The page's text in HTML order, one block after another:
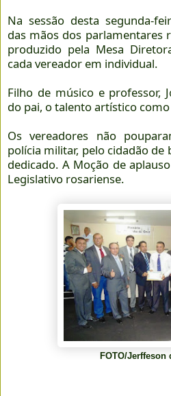
Na sessão desta segunda-
das mãos dos parlamentares
produzido pela Mesa
cada vereador em individual.
Filho de músico e professor,
do pai, o talento artístico
Os vereadores não
polícia militar, pelo cidadão de
dedicado. A Moção de
Legislativo rosariense.
FOTO/Jerffeson